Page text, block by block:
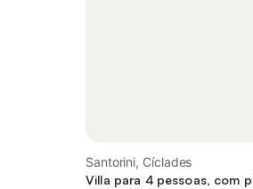
Santorini, Cíclades
Villa para 4 pessoas, com